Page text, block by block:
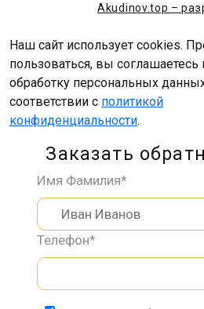
Akudinov.top –
Наш сайт использует cookies.
пользоваться, вы соглашаетесь
обработку персональных
соответствии с политикой
конфиденциальности.
Заказать
Имя Фамилия*
Телефон*